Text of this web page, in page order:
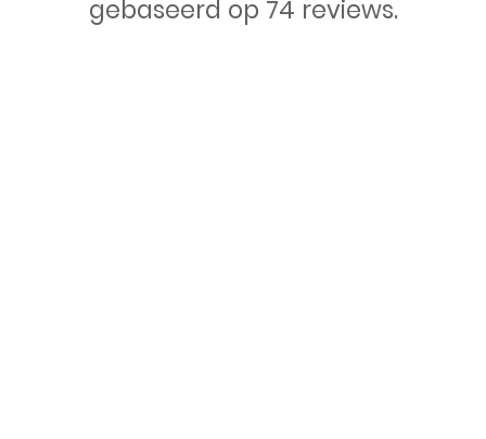
gebaseerd op 74 reviews.